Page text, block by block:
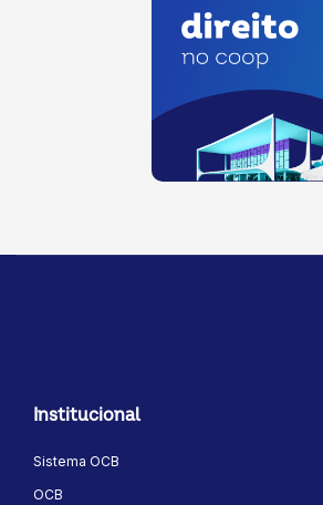
Institucional
Sistema OCB
OCB